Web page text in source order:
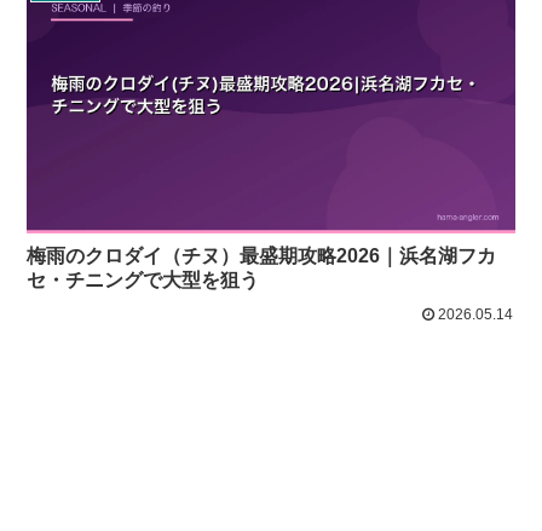
梅雨のクロダイ（チヌ）最盛期攻略2026｜浜名湖フカ
セ・チニングで大型を狙う
2026.05.14